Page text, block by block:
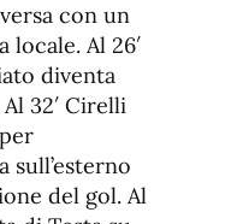
con un
locale. Al 26′
diventa
32′ Cirelli
sull’esterno
del gol. Al